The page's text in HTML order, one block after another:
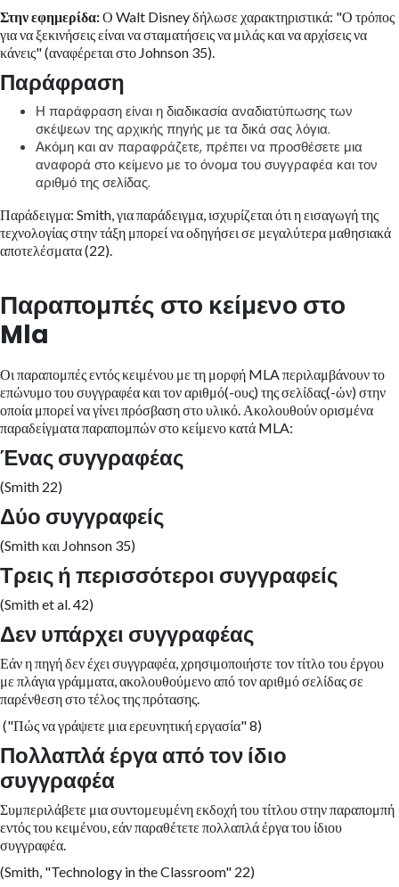
Στην εφημερίδα:Ο Walt Disney δήλωσε χαρακτηριστικά: "Ο τρόπος
για να ξεκινήσεις είναι να σταματήσεις να μιλάς και να αρχίσεις να
κάνεις" (αναφέρεται στο Johnson 35).
Παράφραση
Η παράφραση είναι η διαδικασία αναδιατύπωσης των
σκέψεων της αρχικής πηγής με τα δικά σας λόγια.
Ακόμη και αν παραφράζετε, πρέπει να προσθέσετε μια
αναφορά στο κείμενο με το όνομα του συγγραφέα και τον
αριθμό της σελίδας.
Παράδειγμα: Smith, για παράδειγμα, ισχυρίζεται ότι η εισαγωγή της
τεχνολογίας στην τάξη μπορεί να οδηγήσει σε μεγαλύτερα μαθησιακά
αποτελέσματα (22).
Παραπομπές στο κείμενο στο
Mla
Οι παραπομπές εντός κειμένου με τη μορφή MLA περιλαμβάνουν το
επώνυμο του συγγραφέα και τον αριθμό(-ους) της σελίδας(-ών) στην
οποία μπορεί να γίνει πρόσβαση στο υλικό. Ακολουθούν ορισμένα
παραδείγματα παραπομπών στο κείμενο κατά MLA:
Ένας συγγραφέας
(Smith 22)
Δύο συγγραφείς
(Smith και Johnson 35)
Τρεις ή περισσότεροι συγγραφείς
(Smith et al. 42)
Δεν υπάρχει συγγραφέας
Εάν η πηγή δεν έχει συγγραφέα, χρησιμοποιήστε τον τίτλο του έργου
με πλάγια γράμματα, ακολουθούμενο από τον αριθμό σελίδας σε
παρένθεση στο τέλος της πρότασης.
("Πώς να γράψετε μια ερευνητική εργασία" 8)
Πολλαπλά έργα από τον ίδιο
συγγραφέα
Συμπεριλάβετε μια συντομευμένη εκδοχή του τίτλου στην παραπομπή
εντός του κειμένου, εάν παραθέτετε πολλαπλά έργα του ίδιου
συγγραφέα.
(Smith, "Technology in the Classroom" 22)